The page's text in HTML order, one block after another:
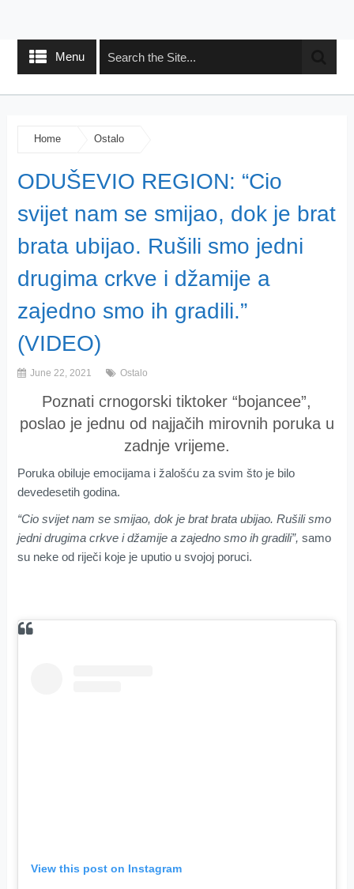
Menu
Home Ostalo
ODUŠEVIO REGION: “Cio
svijet nam se smijao, dok je brat
brata ubijao. Rušili smo jedni
drugima crkve i džamije a
zajedno smo ih gradili.”
(VIDEO)
June 22, 2021 Ostalo
Poznati crnogorski tiktoker “bojancee”,
poslao je jednu od najjačih mirovnih poruka u
zadnje vrijeme.
Poruka obiluje emocijama i žalošću za svim što je bilo
devedesetih godina.
“Cio svijet nam se smijao, dok je brat brata ubijao. Rušili smo
jedni drugima crkve i džamije a zajedno smo ih gradili”, samo
su neke od riječi koje je uputio u svojoj poruci.
View this post on Instagram